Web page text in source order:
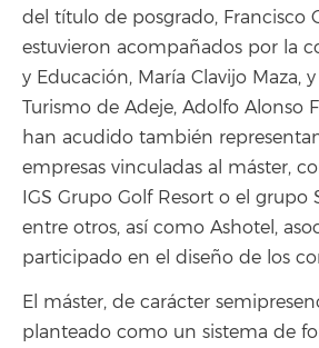
del título de posgrado, Francisco
estuvieron acompañados por la
y Educación, María Clavijo Maza,
Turismo de Adeje, Adolfo Alonso
han acudido también
empresas vinculadas al máster,
IGS Grupo Golf Resort o el grupo
entre otros, así como Ashotel,
participado en el diseño de los
El máster, de carácter
planteado como un sistema de